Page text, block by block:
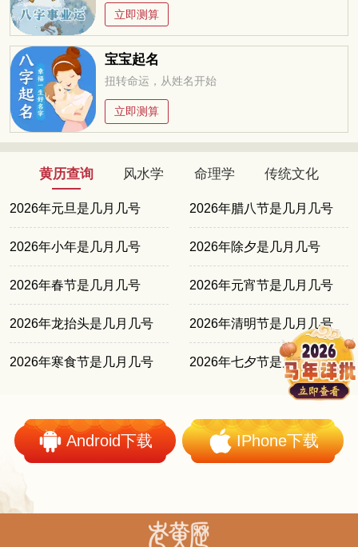
立即测算
宝宝起名
扭转命运，从姓名开始
立即测算
黄历查询 风水学 命理学 传统文化
2026年元旦是几月几号 2026年腊八节是几月几号
2026年小年是几月几号 2026年除夕是几月几号
2026年春节是几月几号 2026年元宵节是几月几号
2026年龙抬头是几月几号 2026年清明节是几月几号
2026年寒食节是几月几号 2026年七夕节是几月几号
Android下载 IPhone下载